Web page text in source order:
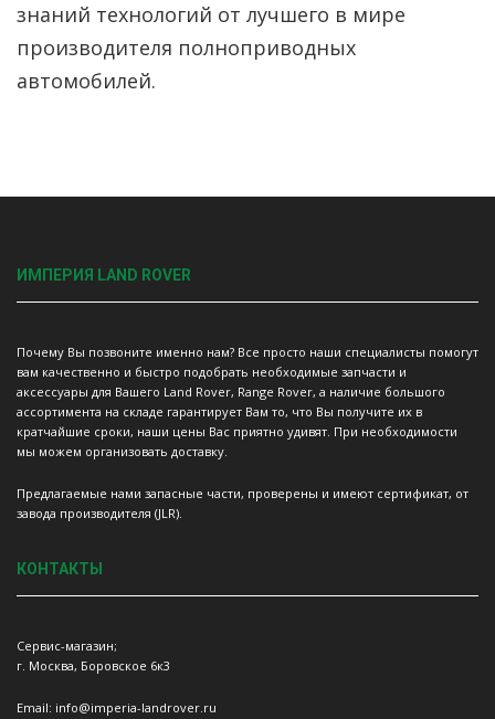
знаний технологий от лучшего в мире
производителя полноприводных
автомобилей.
ИМПЕРИЯ LAND ROVER
Почему Вы позвоните именно нам? Все просто наши специалисты помогут
вам качественно и быстро подобрать необходимые запчасти и
аксессуары для Вашего Land Rover, Range Rover, а наличие большого
ассортимента на складе гарантирует Вам то, что Вы получите их в
кратчайшие сроки, наши цены Вас приятно удивят. При необходимости
мы можем организовать доставку.
Предлагаемые нами запасные части, проверены и имеют сертификат, от
завода производителя (JLR).
КОНТАКТЫ
Сервис-магазин;
г. Москва, Боровское 6к3
Email: info@imperia-landrover.ru